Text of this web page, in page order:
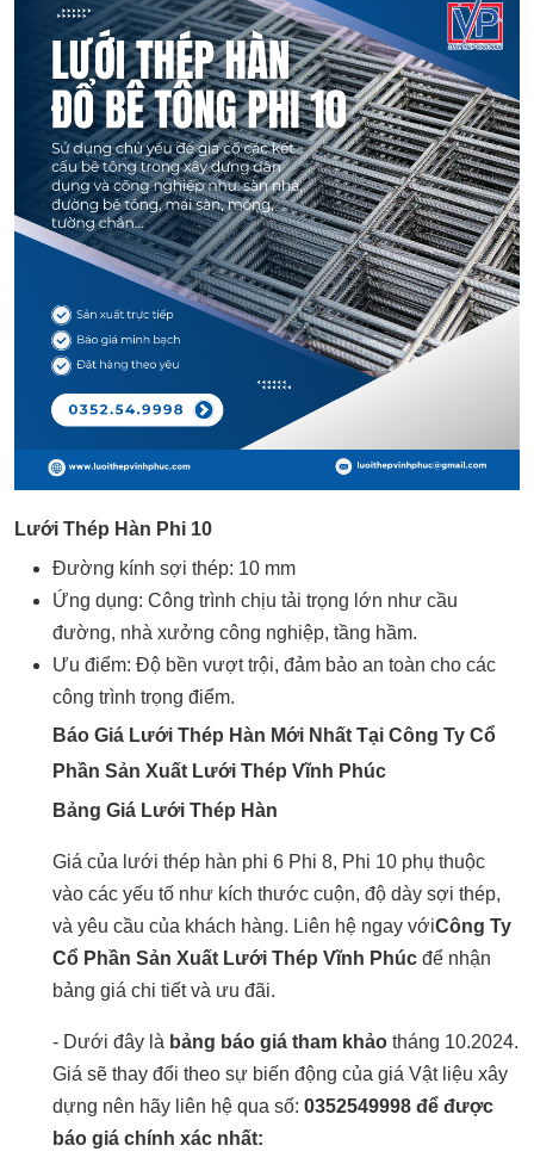
Lưới Thép Hàn Phi 10
Đường kính sợi thép: 10 mm
Ứng dụng: Công trình chịu tải trọng lớn như cầu
đường, nhà xưởng công nghiệp, tầng hầm.
Ưu điểm: Độ bền vượt trội, đảm bảo an toàn cho các
công trình trọng điểm.
Báo Giá Lưới Thép Hàn Mới Nhất Tại Công Ty Cổ
Phần Sản Xuất Lưới Thép Vĩnh Phúc
Bảng Giá Lưới Thép Hàn
Giá của lưới thép hàn phi 6 Phi 8, Phi 10 phụ thuộc
vào các yếu tố như kích thước cuộn, độ dày sợi thép,
và yêu cầu của khách hàng. Liên hệ ngay vớiCông Ty
Cổ Phần Sản Xuất Lưới Thép Vĩnh Phúc để nhận
bảng giá chi tiết và ưu đãi.
- Dưới đây là bảng báo giá tham khảo tháng 10.2024.
Giá sẽ thay đổi theo sự biến động của giá Vật liệu xây
dựng nên hãy liên hệ qua số: 0352549998 để được
báo giá chính xác nhất: